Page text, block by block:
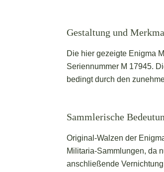
Gestaltung und
Die hier gezeigte Enigma
Seriennummer M 17945.
bedingt durch den
Sammlerische
Original-Walzen der
Militaria-Sammlungen, da
anschließende